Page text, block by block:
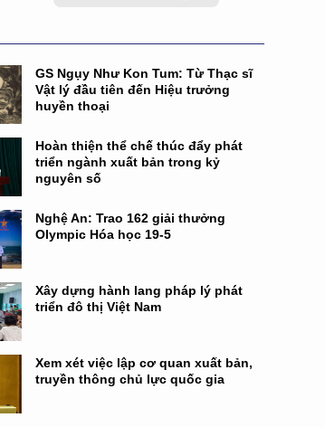
GS Ngụy Như Kon Tum: Từ Thạc sĩ
Vật lý đầu tiên đến Hiệu trưởng
huyền thoại
Hoàn thiện thể chế thúc đẩy phát
triển ngành xuất bản trong kỷ
nguyên số
Nghệ An: Trao 162 giải thưởng
Olympic Hóa học 19-5
Xây dựng hành lang pháp lý phát
triển đô thị Việt Nam
Xem xét việc lập cơ quan xuất bản,
truyền thông chủ lực quốc gia